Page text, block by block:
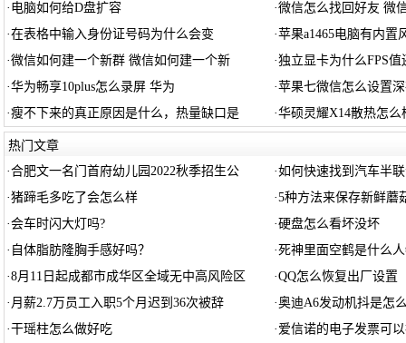
· 电脑如何给D盘扩容 ·微信怎么找回好友 微
·在表格中输入身份证号码为什么会变 ·苹果a1465电脑有内置
·微信如何建一个新群 微信如何建一个新 ·独立显卡为什么FPS值
·华为畅享10plus怎么录屏 华为 ·苹果七微信怎么设置
·瘦不下来的真正原因是什么，热量缺口是 ·华硕灵耀X14散热怎么
热门文章
·合肥文一名门首府幼儿园2022秋季招生公 ·如何快速找到汽车半
·猪蹄毛多吃了会怎么样 ·5种方法来保存新鲜蘑
·会车时闪大灯吗? ·硬盘怎么看坏没坏
· 自体脂肪隆胸手感好吗？ ·死神里面空鹤是什么
·8月11日起成都市成华区全域无中高风险区 ·QQ怎么恢复出厂设置
· 月薪2.7万员工入职5个月迟到36次被辞 ·奥迪A6发动机抖是怎
·干瑶柱怎么做好吃 · 爱信诺的电子发票可